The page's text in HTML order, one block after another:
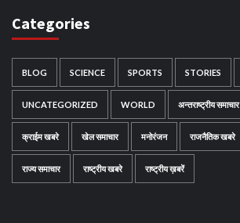
Categories
BLOG SCIENCE SPORTS STORIES
UNCATEGORIZED WORLD अन्तराष्ट्रीय समाचार
क्राईम खबरे खेल समाचार मनोरंजन राजनैतिक खबरे
राज्य समाचार राष्ट्रीय खबरे राष्ट्रीय ख़बरें